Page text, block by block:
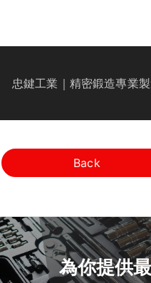
忠鍵工業｜精密鍛造專業
Back
為你提供